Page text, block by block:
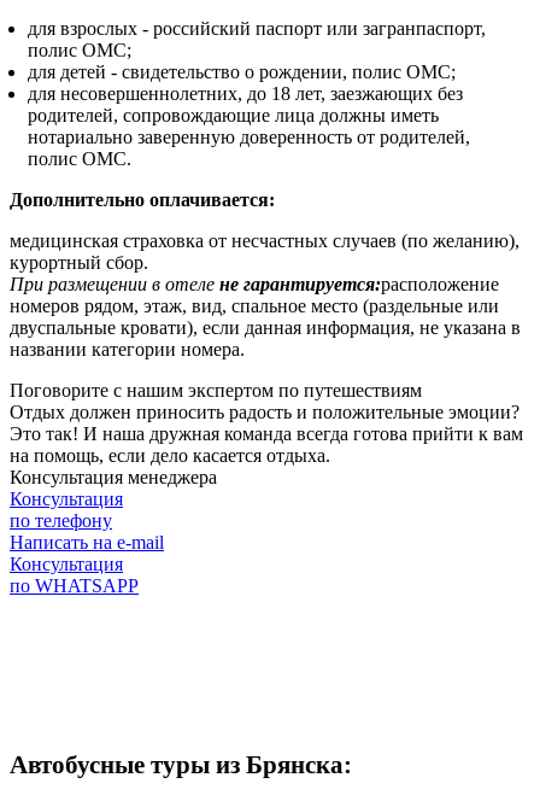
для взрослых - российский паспорт или загранпаспорт,
полис ОМС;
для детей - свидетельство о рождении, полис ОМС;
для несовершеннолетних, до 18 лет, заезжающих без
родителей, сопровождающие лица должны иметь
нотариально заверенную доверенность от родителей,
полис ОМС.
Дополнительно оплачивается:
медицинская страховка от несчастных случаев (по желанию),
курортный сбор.
При размещении в отеле не гарантируется:расположение
номеров рядом, этаж, вид, спальное место (раздельные или
двуспальные кровати), если данная информация, не указана в
названии категории номера.
Поговорите с нашим экспертом по путешествиям
Отдых должен приносить радость и положительные эмоции?
Это так! И наша дружная команда всегда готова прийти к вам
на помощь, если дело касается отдыха.
Консультация менеджера
Консультация
по телефону
Написать на e-mail
Консультация
по WHATSAPP
Автобусные туры из Брянска: